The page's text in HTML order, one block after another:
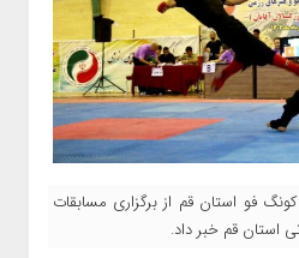
فو استان قم از برگزاری مسابقات
استان قم خبر داد.